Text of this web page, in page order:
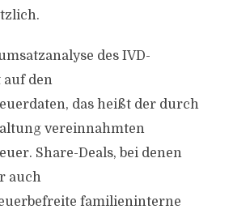
des IVD-
den
das heißt der durch
vereinnahmten
Share-Deals, bei denen
auch
familieninterne